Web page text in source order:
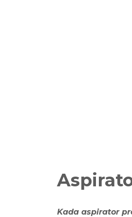
Kada aspirator